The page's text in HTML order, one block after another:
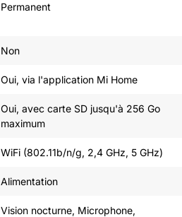
Permanent
Non
Oui, via l'application Mi Home
Oui, avec carte SD jusqu'à 256 Go
maximum
WiFi (802.11b/n/g, 2,4 GHz, 5 GHz)
Alimentation
Vision nocturne, Microphone,